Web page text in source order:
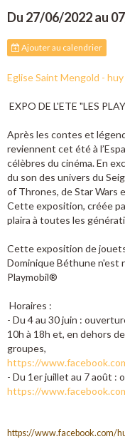
Du 27/06/2022au
Ajouter au calendrier
Eglise Saint Mengold - huy
EXPO DE L'ETE "LES
Après les contes et
reviennent cet été à
célèbres du cinéma. En
du son des univers du
of Thrones, de Star Wars
Cette exposition, créée
plaira à toutes les
Cette exposition de
Dominique Béthune n'est
Playmobil®
Horaires :
- Du 4 au 30 juin :
10h à 18h et, en dehors
groupes,
https://
- Du 1er juillet au 7 août :
https://
https://www.facebook.com/